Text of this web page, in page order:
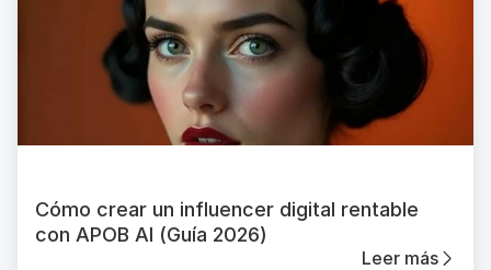
Cómo crear un influencer digital rentable
con APOB AI (Guía 2026)
Leer más